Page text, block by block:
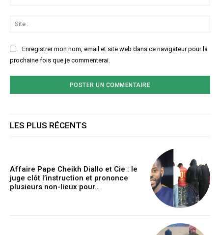
Enregistrer mon nom, email et site web dans ce navigateur pour la
prochaine fois que je commenterai.
LES PLUS RÉCENTS
Affaire Pape Cheikh Diallo et Cie : le
juge clôt l’instruction et prononce
plusieurs non-lieux pour…